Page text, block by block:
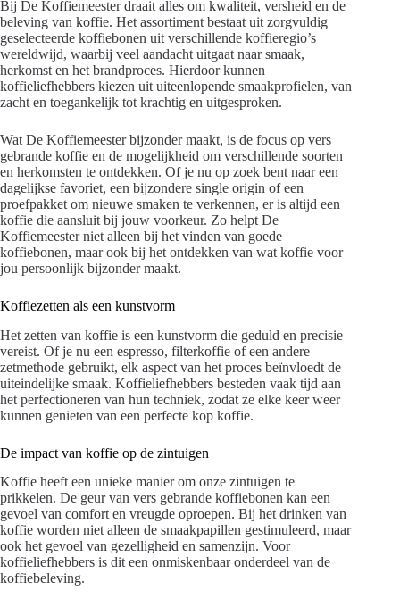
Bij De Koffiemeester draait alles om kwaliteit, versheid en de
beleving van koffie. Het assortiment bestaat uit zorgvuldig
geselecteerde koffiebonen uit verschillende koffieregio’s
wereldwijd, waarbij veel aandacht uitgaat naar smaak,
herkomst en het brandproces. Hierdoor kunnen
koffieliefhebbers kiezen uit uiteenlopende smaakprofielen, van
zacht en toegankelijk tot krachtig en uitgesproken.
Wat De Koffiemeester bijzonder maakt, is de focus op vers
gebrande koffie en de mogelijkheid om verschillende soorten
en herkomsten te ontdekken. Of je nu op zoek bent naar een
dagelijkse favoriet, een bijzondere single origin of een
proefpakket om nieuwe smaken te verkennen, er is altijd een
koffie die aansluit bij jouw voorkeur. Zo helpt De
Koffiemeester niet alleen bij het vinden van goede
koffiebonen, maar ook bij het ontdekken van wat koffie voor
jou persoonlijk bijzonder maakt.
Koffiezetten als een kunstvorm
Het zetten van koffie is een kunstvorm die geduld en precisie
vereist. Of je nu een espresso, filterkoffie of een andere
zetmethode gebruikt, elk aspect van het proces beïnvloedt de
uiteindelijke smaak. Koffieliefhebbers besteden vaak tijd aan
het perfectioneren van hun techniek, zodat ze elke keer weer
kunnen genieten van een perfecte kop koffie.
De impact van koffie op de zintuigen
Koffie heeft een unieke manier om onze zintuigen te
prikkelen. De geur van vers gebrande koffiebonen kan een
gevoel van comfort en vreugde oproepen. Bij het drinken van
koffie worden niet alleen de smaakpapillen gestimuleerd, maar
ook het gevoel van gezelligheid en samenzijn. Voor
koffieliefhebbers is dit een onmiskenbaar onderdeel van de
koffiebeleving.